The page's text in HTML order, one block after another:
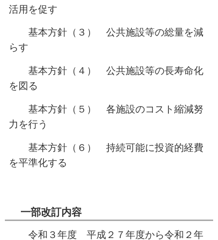
活用を促す
基本方針（３） 公共施設等の総量を減
らす
基本方針（４） 公共施設等の長寿命化
を図る
基本方針（５） 各施設のコスト縮減努
力を行う
基本方針（６） 持続可能に投資的経費
を平準化する
一部改訂内容
令和３年度 平成２７年度から令和２年